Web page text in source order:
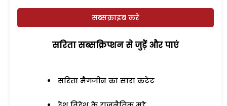
सब्सक्राइब करें
सरिता सब्सक्रिप्शन से जुड़ेें और पाएं
सरिता मैगजीन का सारा कंटेंट